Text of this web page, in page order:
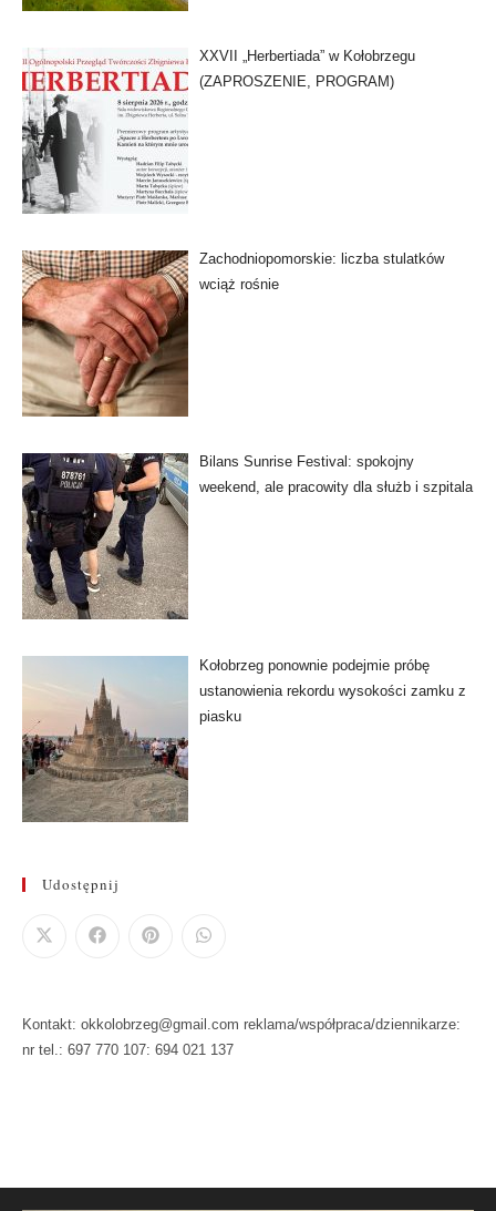
XXVII „Herbertiada” w Kołobrzegu
(ZAPROSZENIE, PROGRAM)
Zachodniopomorskie: liczba stulatków
wciąż rośnie
Bilans Sunrise Festival: spokojny
weekend, ale pracowity dla służb i szpitala
Kołobrzeg ponownie podejmie próbę
ustanowienia rekordu wysokości zamku z
piasku
Udostępnij
Kontakt: okkolobrzeg@gmail.com reklama/współpraca/dziennikarze:
nr tel.: 697 770 107: 694 021 137